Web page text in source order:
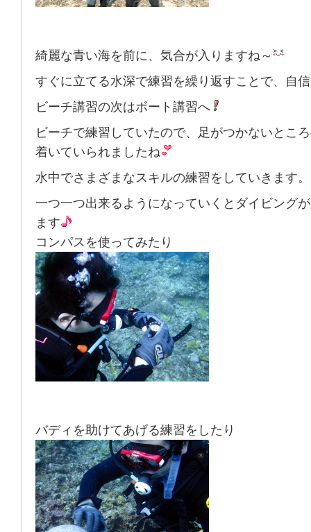
綺麗な青い海を前に、気合が入りますね～
すぐに立てる水深で練習を繰り返すことで、自
ビーチ講習の次はボート講習へ
ビーチで練習していたので、足がつかないとこ
着いていられましたね
水中でさまざまなスキルの練習をしていきます。
一つ一つ出来るようになっていくとダイビング
ます
コンパスを使ってみたり
バディを助けてあげる練習をしたり